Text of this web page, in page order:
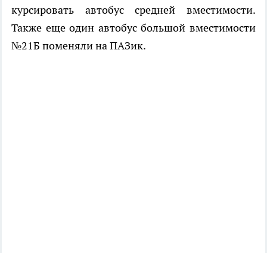
курсировать автобус средней вместимости.
Также еще один автобус большой вместимости
№21Б поменяли на ПАЗик.